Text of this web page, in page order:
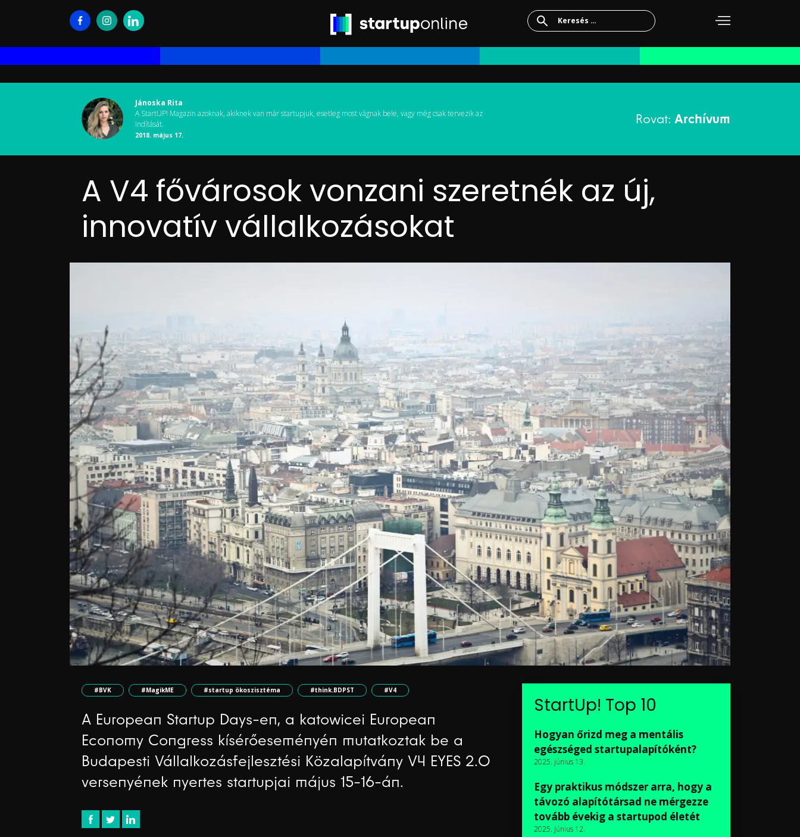
Keresés:
Jánoska Rita
A StartUP! Magazin azoknak, akiknek van már startupjuk, esetleg most vágnak bele, vagy még csak tervezik az
indítását.
2018. május 17.
Rovat: Archívum
A V4 fővárosok vonzani szeretnék az új,
innovatív vállalkozásokat
#BVK #MagikME #startup ökoszisztéma #think.BDPST #V4
A European Startup Days-en, a katowicei European
Economy Congress kísérőeseményén mutatkoztak be a
Budapesti Vállalkozásfejlesztési Közalapítvány V4 EYES 2.0
versenyének nyertes startupjai május 15-16-án.
StartUp! Top 10
Hogyan őrizd meg a mentális
egészséged startupalapítóként?
2025. június 13.
Egy praktikus módszer arra, hogy a
távozó alapítótársad ne mérgezze
tovább évekig a startupod életét
2025. június 12.